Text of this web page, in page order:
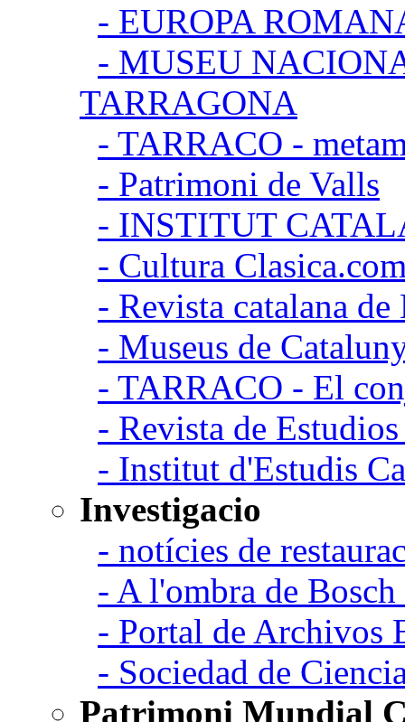
- EUROPA
- MUSEU
TARRAGONA
- TARRACO -
- Patrimoni de Valls
- INSTITUT
- Cultura
- Revista catalana
- Museus de
- TARRACO - El
- Revista de
- Institut d'Estudis
Investigacio
- notícies de
- A l'ombra de
- Portal de Archivos
- Sociedad de
Patrimoni Mundial